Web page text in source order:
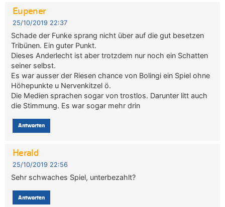
Eupener
25/10/2019 22:37
Schade der Funke sprang nicht über auf die gut besetzen
Tribünen. Ein guter Punkt.
Dieses Anderlecht ist aber trotzdem nur noch ein Schatten
seiner selbst.
Es war ausser der Riesen chance von Bolingi ein Spiel ohne
Höhepunkte u Nervenkitzel ö.
Die Medien sprachen sogar von trostlos. Darunter litt auch
die Stimmung. Es war sogar mehr drin
Antworten
Herald
25/10/2019 22:56
Sehr schwaches Spiel, unterbezahlt?
Antworten